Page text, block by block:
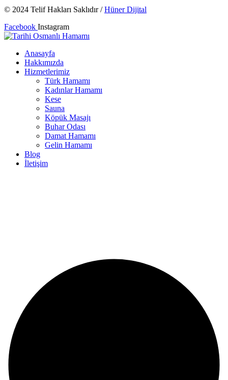
© 2024 Telif Hakları Saklıdır /Hüner Dijital
Facebook Instagram
Anasayfa
Hakkımızda
Hizmetlerimiz
Türk Hamamı
Kadınlar Hamamı
Kese
Sauna
Köpük Masajı
Buhar Odası
Damat Hamamı
Gelin Hamamı
Blog
İletişim